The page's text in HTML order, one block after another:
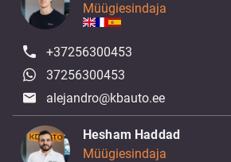
Müügiesindaja
+37256300453
37256300453
alejandro@kbauto.ee
Hesham Haddad
Müügiesindaja